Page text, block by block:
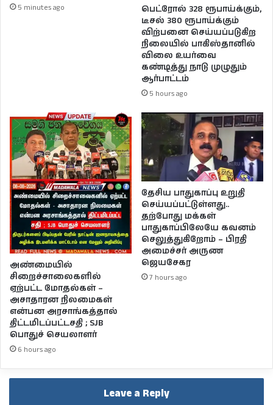
5 minutes ago
பெட்ரோல் 328 ரூபாய்க்கும்,
டீசல் 380 ரூபாய்க்கும்
விற்பனை செய்யப்படுகிற
நிலையில் பாகிஸ்தானில்
விலை உயர்வை
கண்டித்து நாடு முழுதும்
ஆர்பாட்டம்
5 hours ago
அண்மையில்
சிறைச்சாலைகளில்
ஏற்பட்ட மோதல்கள் –
அசாதாரன நிலமைகள்
என்பன அரசாங்கத்தால்
திட்டமிடப்பட்டசதி ; SJB
பொதுச் செயலாளர்
6 hours ago
தேசிய பாதுகாப்பு உறுதி
செய்யப்பட்டுள்ளது..
தற்போது மக்கள்
பாதுகாப்பிலேயே கவனம்
செலுத்துகிறோம் – பிரதி
அமைச்சர் அருண
ஜெயசேகர
7 hours ago
Leave a Reply